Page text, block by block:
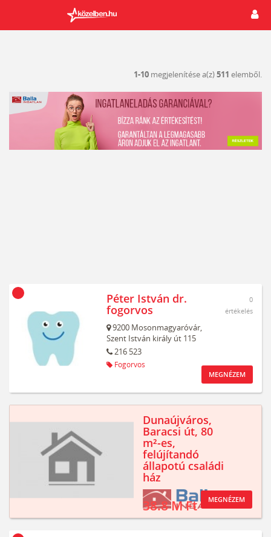
1-10 megjelenítése a(z)511 elemből.
Péter István dr.
fogorvos
9200 Mosonmagyaróvár,
Szent István király út 115
216 523
Fogorvos
0
értékelés
MEGNÉZEM
Dunaújváros,
Baracsi út, 80
m²-es,
felújítandó
állapotú családi
ház
38.8 M Ft MEGNÉZEM